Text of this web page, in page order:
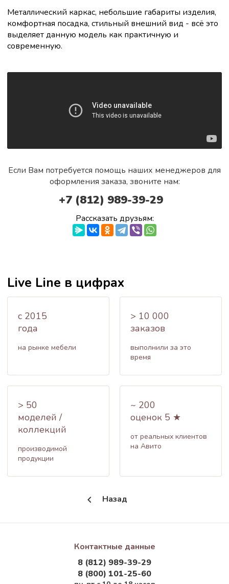
Металлический каркас, небольшие габариты изделия,
комфортная посадка, стильный внешний вид - всё это
выделяет данную модель как практичную и
современную.
Если Вам потребуется помощь наших менеджеров для
оформления заказа, звоните нам:
+7 (812) 989-39-29
Рассказать друзьям:
Live Line в цифрах
c 2015
года
на рынке мебели
> 10 000
заказов
выполнили за это
время
> 50
моделей /
коллекций
производимой
продукции
~ 200
оценок 5 ★
от реальных клиентов
на Авито
Назад
Контактные данные
8 (812) 989-39-29
8 (800) 101-25-60